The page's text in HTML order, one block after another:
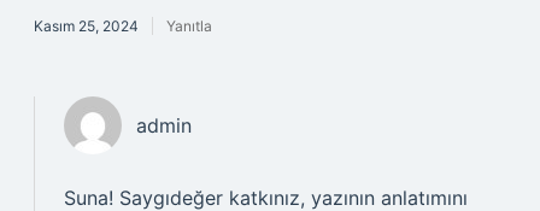
Kasım 25, 2024 Yanıtla
admin
Suna! Saygıdeğer katkınız, yazının anlatımını